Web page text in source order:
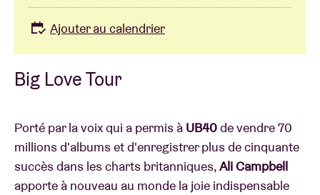
Big Love Tour
Porté par la voix qui a permis à UB40de vendre 70
millions d'albums et d'enregistrer plus de cinquante
succès dans les charts britanniques,Ali Campbell
apporte à nouveau au monde la joie indispensable
Ajouter au calendrier